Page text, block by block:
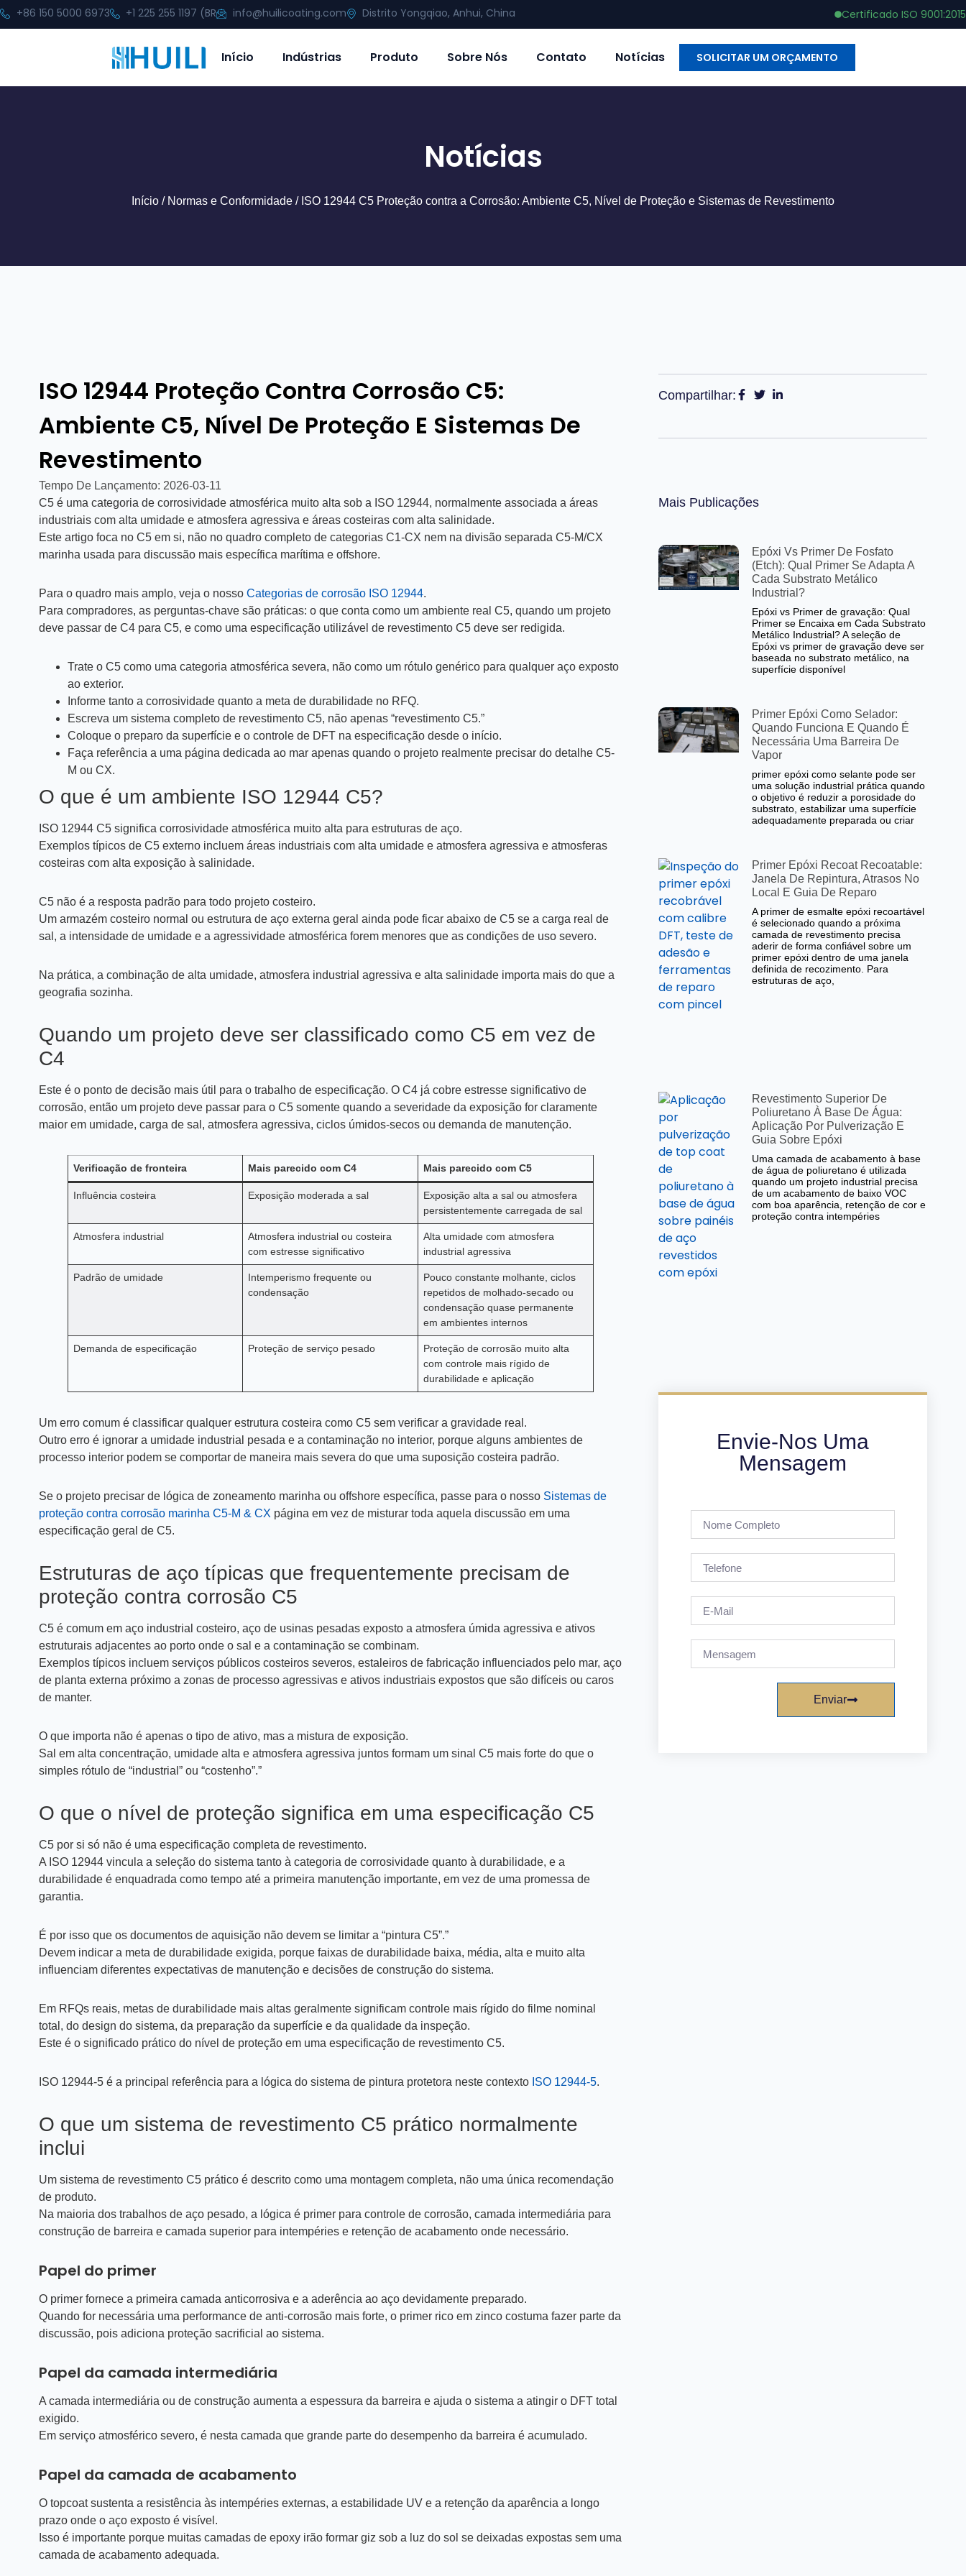
+86 150 5000 6973 +1 225 255 1197 (BR info@huilicoating.com Distrito Yongqiao, Anhui, China Certificado ISO 9001:2015
Início Indústrias Produto Sobre Nós Contato Notícias SOLICITAR UM ORÇAMENTO
Notícias
Início / Normas e Conformidade / ISO 12944 C5 Proteção contra a Corrosão: Ambiente C5, Nível de Proteção e Sistemas de Revestimento
ISO 12944 Proteção Contra Corrosão C5:
Ambiente C5, Nível De Proteção E Sistemas De
Revestimento
Tempo De Lançamento: 2026-03-11
C5 é uma categoria de corrosividade atmosférica muito alta sob a ISO 12944, normalmente associada a áreas
industriais com alta umidade e atmosfera agressiva e áreas costeiras com alta salinidade.
Este artigo foca no C5 em si, não no quadro completo de categorias C1-CX nem na divisão separada C5-M/CX
marinha usada para discussão mais específica marítima e offshore.
Para o quadro mais amplo, veja o nosso Categorias de corrosão ISO 12944.​
Para compradores, as perguntas-chave são práticas: o que conta como um ambiente real C5, quando um projeto
deve passar de C4 para C5, e como uma especificação utilizável de revestimento C5 deve ser redigida.
Trate o C5 como uma categoria atmosférica severa, não como um rótulo genérico para qualquer aço exposto
ao exterior.
Informe tanto a corrosividade quanto a meta de durabilidade no RFQ.
Escreva um sistema completo de revestimento C5, não apenas “revestimento C5.”
Coloque o preparo da superfície e o controle de DFT na especificação desde o início.
Faça referência a uma página dedicada ao mar apenas quando o projeto realmente precisar do detalhe C5-
M ou CX.
O que é um ambiente ISO 12944 C5?
ISO 12944 C5 significa corrosividade atmosférica muito alta para estruturas de aço.
Exemplos típicos de C5 externo incluem áreas industriais com alta umidade e atmosfera agressiva e atmosferas
costeiras com alta exposição à salinidade.
C5 não é a resposta padrão para todo projeto costeiro.
Um armazém costeiro normal ou estrutura de aço externa geral ainda pode ficar abaixo de C5 se a carga real de
sal, a intensidade de umidade e a agressividade atmosférica forem menores que as condições de uso severo.
Na prática, a combinação de alta umidade, atmosfera industrial agressiva e alta salinidade importa mais do que a
geografia sozinha.
Quando um projeto deve ser classificado como C5 em vez de
C4
Este é o ponto de decisão mais útil para o trabalho de especificação. O C4 já cobre estresse significativo de
corrosão, então um projeto deve passar para o C5 somente quando a severidade da exposição for claramente
maior em umidade, carga de sal, atmosfera agressiva, ciclos úmidos-secos ou demanda de manutenção.
Verificação de fronteira Mais parecido com C4 Mais parecido com C5
Influência costeira Exposição moderada a sal
Exposição alta a sal ou atmosfera
persistentemente carregada de sal
Atmosfera industrial
Atmosfera industrial ou costeira
com estresse significativo
Alta umidade com atmosfera
industrial agressiva
Padrão de umidade
Intemperismo frequente ou
condensação
Pouco constante molhante, ciclos
repetidos de molhado-secado ou
condensação quase permanente
em ambientes internos
Demanda de especificação Proteção de serviço pesado
Proteção de corrosão muito alta
com controle mais rígido de
durabilidade e aplicação
Um erro comum é classificar qualquer estrutura costeira como C5 sem verificar a gravidade real.
Outro erro é ignorar a umidade industrial pesada e a contaminação no interior, porque alguns ambientes de
processo interior podem se comportar de maneira mais severa do que uma suposição costeira padrão.
Se o projeto precisar de lógica de zoneamento marinha ou offshore específica, passe para o nosso Sistemas de
proteção contra corrosão marinha C5-M & CX página em vez de misturar toda aquela discussão em uma
especificação geral de C5.
Estruturas de aço típicas que frequentemente precisam de
proteção contra corrosão C5
C5 é comum em aço industrial costeiro, aço de usinas pesadas exposto a atmosfera úmida agressiva e ativos
estruturais adjacentes ao porto onde o sal e a contaminação se combinam.
Exemplos típicos incluem serviços públicos costeiros severos, estaleiros de fabricação influenciados pelo mar, aço
de planta externa próximo a zonas de processo agressivas e ativos industriais expostos que são difíceis ou caros
de manter.
O que importa não é apenas o tipo de ativo, mas a mistura de exposição.
Sal em alta concentração, umidade alta e atmosfera agressiva juntos formam um sinal C5 mais forte do que o
simples rótulo de “industrial” ou “costenho”.”
O que o nível de proteção significa em uma especificação C5
C5 por si só não é uma especificação completa de revestimento.
A ISO 12944 vincula a seleção do sistema tanto à categoria de corrosividade quanto à durabilidade, e a
durabilidade é enquadrada como tempo até a primeira manutenção importante, em vez de uma promessa de
garantia.
É por isso que os documentos de aquisição não devem se limitar a “pintura C5”.”
Devem indicar a meta de durabilidade exigida, porque faixas de durabilidade baixa, média, alta e muito alta
influenciam diferentes expectativas de manutenção e decisões de construção do sistema.
Em RFQs reais, metas de durabilidade mais altas geralmente significam controle mais rígido do filme nominal
total, do design do sistema, da preparação da superfície e da qualidade da inspeção.
Este é o significado prático do nível de proteção em uma especificação de revestimento C5.
ISO 12944-5 é a principal referência para a lógica do sistema de pintura protetora neste contexto ISO 12944-5.
O que um sistema de revestimento C5 prático normalmente
inclui
Um sistema de revestimento C5 prático é descrito como uma montagem completa, não uma única recomendação
de produto.
Na maioria dos trabalhos de aço pesado, a lógica é primer para controle de corrosão, camada intermediária para
construção de barreira e camada superior para intempéries e retenção de acabamento onde necessário.
Papel do primer
O primer fornece a primeira camada anticorrosiva e a aderência ao aço devidamente preparado.
Quando for necessária uma performance de anti-corrosão mais forte, o primer rico em zinco costuma fazer parte da
discussão, pois adiciona proteção sacrificial ao sistema.
Papel da camada intermediária
A camada intermediária ou de construção aumenta a espessura da barreira e ajuda o sistema a atingir o DFT total
exigido.
Em serviço atmosférico severo, é nesta camada que grande parte do desempenho da barreira é acumulado.
Papel da camada de acabamento
O topcoat sustenta a resistência às intempéries externas, a estabilidade UV e a retenção da aparência a longo
prazo onde o aço exposto é visível.
Isso é importante porque muitas camadas de epoxy irão formar giz sob a luz do sol se deixadas expostas sem uma
camada de acabamento adequada.
Compartilhar:
Mais Publicações
Epóxi Vs Primer De Fosfato
(Etch): Qual Primer Se Adapta A
Cada Substrato Metálico
Industrial?
Epóxi vs Primer de gravação: Qual
Primer se Encaixa em Cada Substrato
Metálico Industrial? A seleção de
Epóxi vs primer de gravação deve ser
baseada no substrato metálico, na
superfície disponível
Primer Epóxi Como Selador:
Quando Funciona E Quando É
Necessária Uma Barreira De
Vapor
primer epóxi como selante pode ser
uma solução industrial prática quando
o objetivo é reduzir a porosidade do
substrato, estabilizar uma superfície
adequadamente preparada ou criar
Primer Epóxi Recoat Recoatable:
Janela De Repintura, Atrasos No
Local E Guia De Reparo
A primer de esmalte epóxi recoartável
é selecionado quando a próxima
camada de revestimento precisa
aderir de forma confiável sobre um
primer epóxi dentro de uma janela
definida de recozimento. Para
estruturas de aço,
Revestimento Superior De
Poliuretano À Base De Água:
Aplicação Por Pulverização E
Guia Sobre Epóxi
Uma camada de acabamento à base
de água de poliuretano é utilizada
quando um projeto industrial precisa
de um acabamento de baixo VOC
com boa aparência, retenção de cor e
proteção contra intempéries
Envie-Nos Uma
Mensagem
Enviar